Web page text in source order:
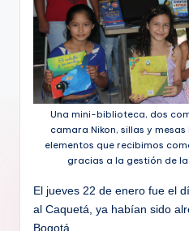
Una mini-biblioteca, dos
camara Nikon, sillas y
elementos que recibimos
gracias a la gestión de
El jueves 22 de enero fue el
al Caquetá, ya habían sido
Bogotá,